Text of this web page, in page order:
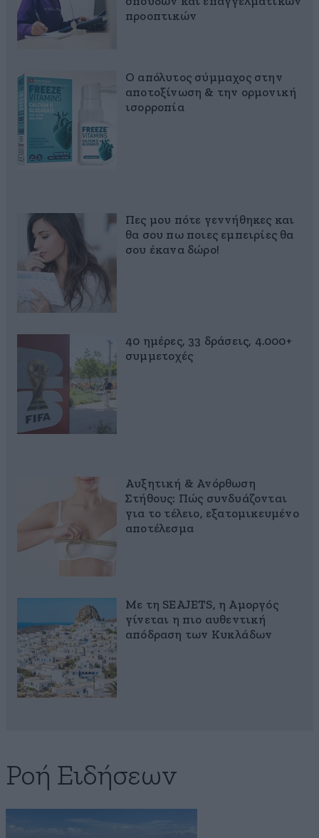
προοπτικών
Ο απόλυτος σύμμαχος στην
αποτοξίνωση & την ορμονική
ισορροπία
Πες μου πότε γεννήθηκες και
θα σου πω ποιες εμπειρίες θα
σου έκανα δώρο!
40 ημέρες, 33 δράσεις, 4.000+
συμμετοχές
Αυξητική & Ανόρθωση
Στήθους: Πώς συνδυάζονται
για το τέλειο, εξατομικευμένο
αποτέλεσμα
Με τη SEAJETS, η Αμοργός
γίνεται η πιο αυθεντική
απόδραση των Κυκλάδων
Ροή Ειδήσεων